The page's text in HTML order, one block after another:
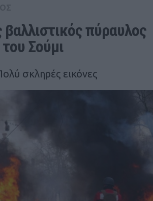
πύραυλος
Σούμι
σκληρές εικόνες